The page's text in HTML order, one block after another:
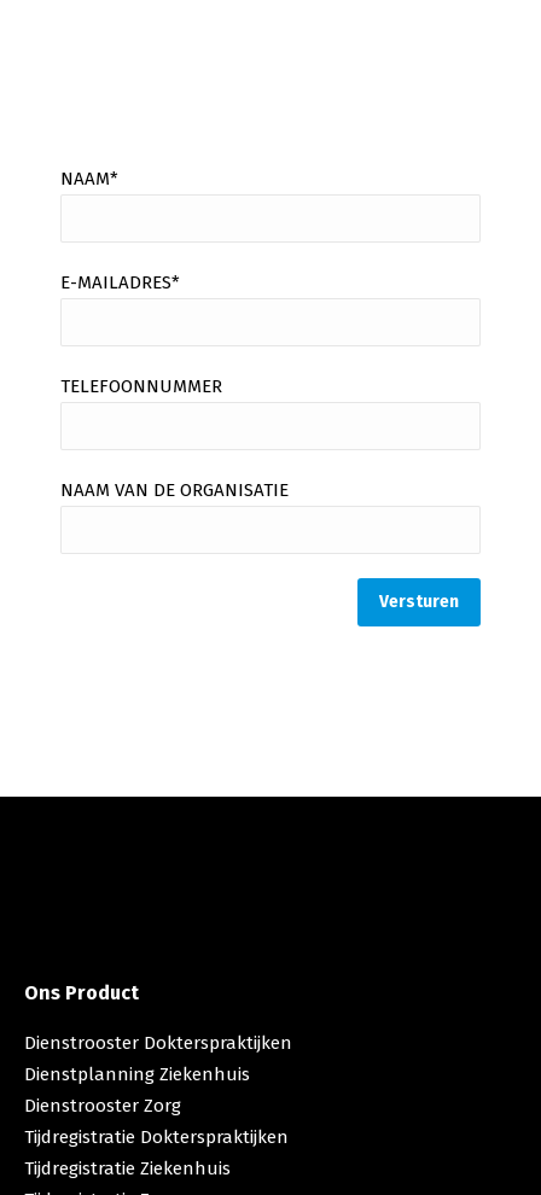
NAAM*
E-MAILADRES*
TELEFOONNUMMER
NAAM VAN DE ORGANISATIE
Ons Product
Dienstrooster Dokterspraktijken
Dienstplanning Ziekenhuis
Dienstrooster Zorg
Tijdregistratie Dokterspraktijken
Tijdregistratie Ziekenhuis